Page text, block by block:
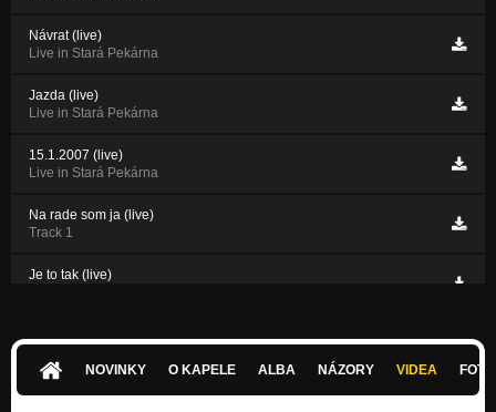
Návrat (live)
Live in Stará Pekárna
Jazda (live)
Live in Stará Pekárna
15.1.2007 (live)
Live in Stará Pekárna
Na rade som ja (live)
Track 1
Je to tak (live)
NOVINKY
O KAPELE ALBA NÁZORY VIDEA